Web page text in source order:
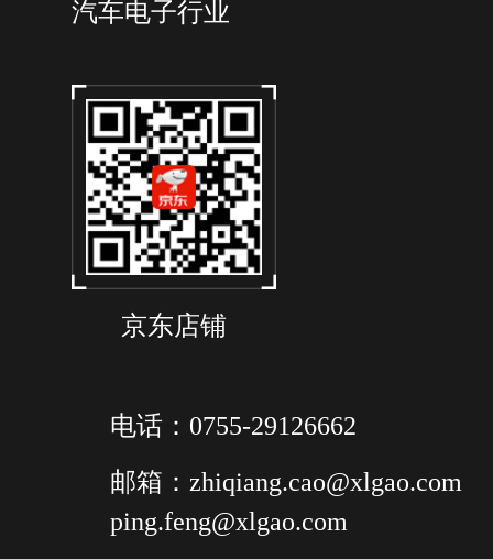
汽车电子行业
京东店铺
电话：0755-29126662
邮箱：zhiqiang.cao@xlgao.com
ping.feng@xlgao.com